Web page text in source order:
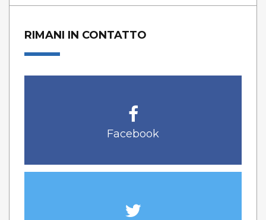
RIMANI IN CONTATTO
Facebook